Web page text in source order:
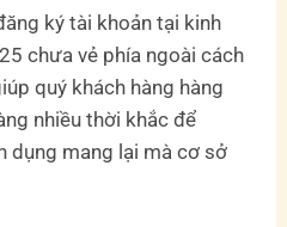
ký tài khoản tại kinh
chưa vẻ phía ngoài cách
quý khách hàng hàng
nhiều thời khắc để
dụng mang lại mà cơ sở